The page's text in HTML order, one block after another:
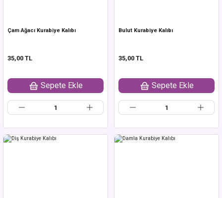
Çam Ağacı Kurabiye Kalıbı
35,00 TL
Sepete Ekle
Bulut Kurabiye Kalıbı
35,00 TL
Sepete Ekle